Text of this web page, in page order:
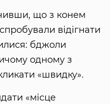
що з конем
відігнати
бджоли
одному з
«швидку».
«місце